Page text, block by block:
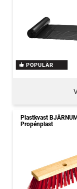
POPULÄR
Plastkvast
Propénplast